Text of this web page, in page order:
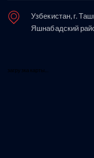
Узбекистан, г.
Яшнабадский
загрузка карты...